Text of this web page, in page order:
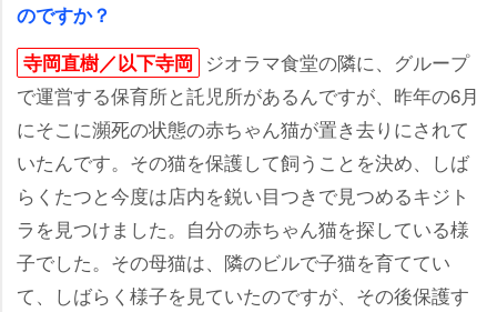
のですか？
寺岡直樹／以下寺岡 ジオラマ食堂の隣に、グループ
で運営する保育所と託児所があるんですが、昨年の6月
にそこに瀕死の状態の赤ちゃん猫が置き去りにされて
いたんです。その猫を保護して飼うことを決め、しば
らくたつと今度は店内を鋭い目つきで見つめるキジト
ラを見つけました。自分の赤ちゃん猫を探している様
子でした。その母猫は、隣のビルで子猫を育ててい
て、しばらく様子を見ていたのですが、その後保護す